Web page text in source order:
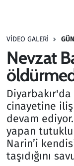
VIDEO GALERI
Nevzat
cinayetine
devam
yapan tutuklu
Narin’i
taşıdığını
Haber
Kültür
Kurumsal
Lezzet
Memur ve